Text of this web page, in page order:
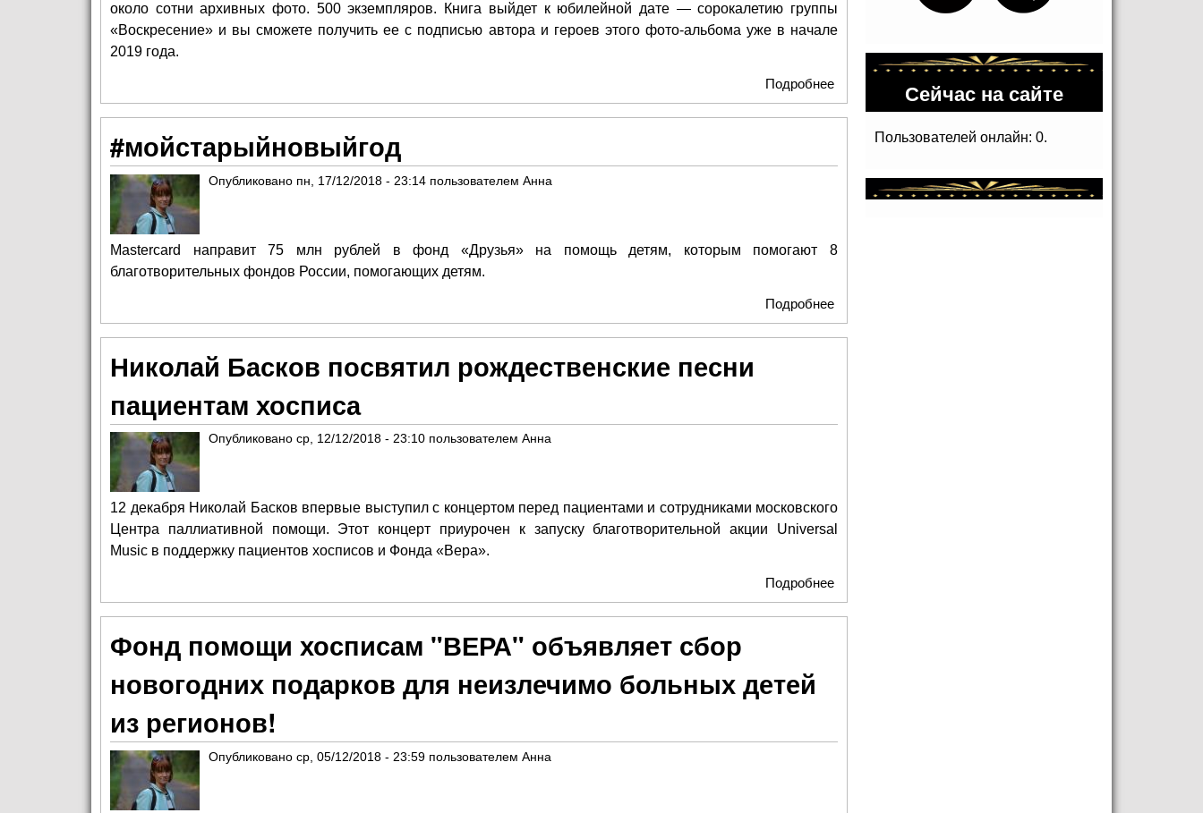
около сотни архивных фото. 500 экземпляров. Книга выйдет к юбилейной дате — сорокалетию группы
«Воскресение» и вы сможете получить ее с подписью автора и героев этого фото-альбома уже в начале
2019 года.
Подробнее о «Моя любовь – Воскресение». Фотоальбом
#мойстарыйновыйгод
Опубликовано пн, 17/12/2018 - 23:14 пользователем Анна
Mastercard направит 75 млн рублей в фонд «Друзья» на помощь детям, которым помогают 8
благотворительных фондов России, помогающих детям.
Подробнее
Николай Басков посвятил рождественские песни
пациентам хосписа
Опубликовано ср, 12/12/2018 - 23:10 пользователем Анна
12 декабря Николай Басков впервые выступил с концертом перед пациентами и сотрудниками московского
Центра паллиативной помощи. Этот концерт приурочен к запуску благотворительной акции Universal
Music в поддержку пациентов хосписов и Фонда «Вера».
Подробнее
пациентам хосписа
Фонд помощи хосписам "ВЕРА" объявляет сбор
новогодних подарков для неизлечимо больных детей
из регионов!
Опубликовано ср, 05/12/2018 - 23:59 пользователем Анна
Сейчас на сайте
Пользователей онлайн: 0.